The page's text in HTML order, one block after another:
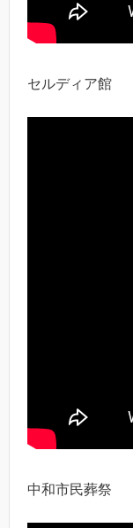
セルディア館
中和市民葬祭